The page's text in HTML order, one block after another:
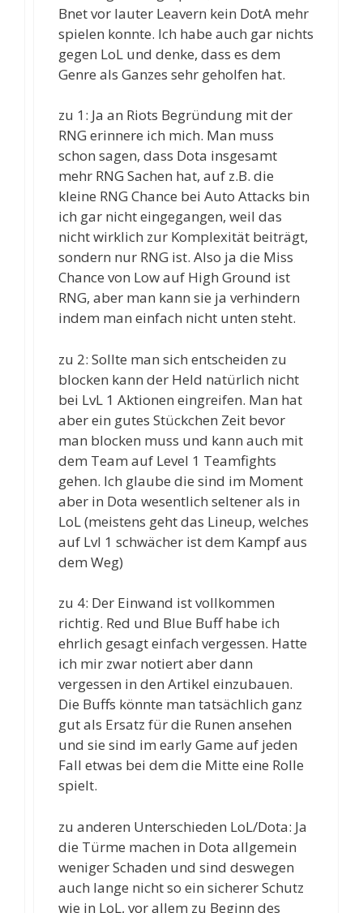
Bnet vor lauter Leavern kein DotA mehr
spielen konnte. Ich habe auch gar nichts
gegen LoL und denke, dass es dem
Genre als Ganzes sehr geholfen hat.
zu 1: Ja an Riots Begründung mit der
RNG erinnere ich mich. Man muss
schon sagen, dass Dota insgesamt
mehr RNG Sachen hat, auf z.B. die
kleine RNG Chance bei Auto Attacks bin
ich gar nicht eingegangen, weil das
nicht wirklich zur Komplexität beiträgt,
sondern nur RNG ist. Also ja die Miss
Chance von Low auf High Ground ist
RNG, aber man kann sie ja verhindern
indem man einfach nicht unten steht.
zu 2: Sollte man sich entscheiden zu
blocken kann der Held natürlich nicht
bei LvL 1 Aktionen eingreifen. Man hat
aber ein gutes Stückchen Zeit bevor
man blocken muss und kann auch mit
dem Team auf Level 1 Teamfights
gehen. Ich glaube die sind im Moment
aber in Dota wesentlich seltener als in
LoL (meistens geht das Lineup, welches
auf Lvl 1 schwächer ist dem Kampf aus
dem Weg)
zu 4: Der Einwand ist vollkommen
richtig. Red und Blue Buff habe ich
ehrlich gesagt einfach vergessen. Hatte
ich mir zwar notiert aber dann
vergessen in den Artikel einzubauen.
Die Buffs könnte man tatsächlich ganz
gut als Ersatz für die Runen ansehen
und sie sind im early Game auf jeden
Fall etwas bei dem die Mitte eine Rolle
spielt.
zu anderen Unterschieden LoL/Dota: Ja
die Türme machen in Dota allgemein
weniger Schaden und sind deswegen
auch lange nicht so ein sicherer Schutz
wie in LoL, vor allem zu Beginn des